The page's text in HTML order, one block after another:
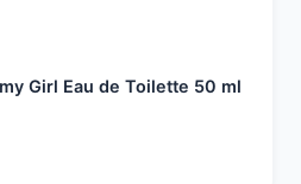
Girl Eau de Toilette 50 ml